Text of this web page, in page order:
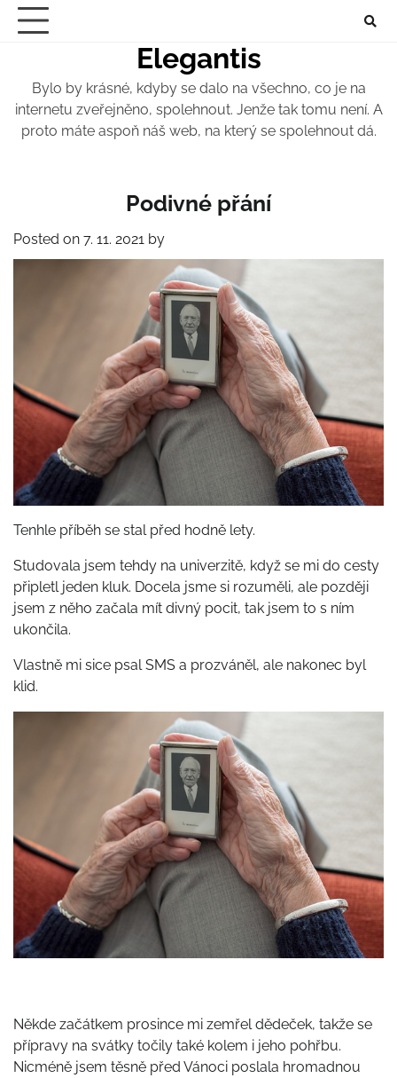
Skip
Elegantis
Bylo by krásné, kdyby se dalo na všechno, co je na
internetu zveřejněno, spolehnout. Jenže tak tomu není. A
proto máte aspoň náš web, na který se spolehnout dá.
Podivné přání
Posted on 7. 11. 2021 by
Tenhle příběh se stal před hodně lety.
Studovala jsem tehdy na univerzitě, když se mi do cesty
připletl jeden kluk. Docela jsme si rozuměli, ale později
jsem z něho začala mít divný pocit, tak jsem to s ním
ukončila.
Vlastně mi sice psal SMS a prozváněl, ale nakonec byl
klid.
Někde začátkem prosince mi zemřel dědeček, takže se
přípravy na svátky točily také kolem i jeho pohřbu.
Nicméně jsem těsně před Vánoci poslala hromadnou